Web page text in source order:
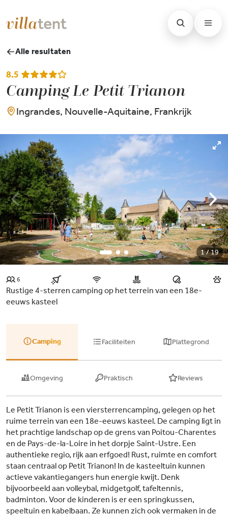
Alle resultaten
8.5
Camping Le Petit Trianon
Ingrandes, Nouvelle-Aquitaine, Frankrijk
1 / 19
6
Rustige 4-sterren camping op het terrein van een 18e-
eeuws kasteel
Camping Faciliteiten Plattegrond
Omgeving Praktisch Reviews
Le Petit Trianon is een viersterrencamping, gelegen op het
ruime terrein van een 18e-eeuws kasteel. De camping ligt in
het prachtige landschap op de grens van Poitou-Charentes
en de Pays-de-la-Loire in het dorpje Saint-Ustre. Een
authentieke regio, rijk aan erfgoed! Rust, ruimte en comfort
staan centraal op Petit Trianon! In de kasteeltuin kunnen
actieve vakantiegangers hun energie kwijt. Denk
bijvoorbeeld aan volleybal, midgetgolf, tafeltennis,
badminton. Voor de kinderen is er een springkussen,
speeltuin en kabelbaan. Ze kunnen zich ook vermaken in de